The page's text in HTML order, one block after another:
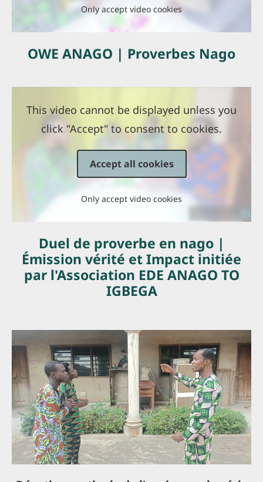
Only accept video cookies
OWE ANAGO | Proverbes Nago
This video cannot be displayed unless you
click "Accept" to consent to cookies.
Accept all cookies
Only accept video cookies
Duel de proverbe en nago |
Émission vérité et Impact initiée
par l'Association EDE ANAGO TO
IGBEGA